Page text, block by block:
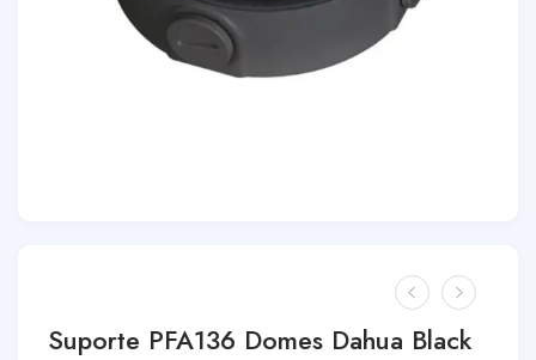
Suporte PFA136 Domes Dahua Black